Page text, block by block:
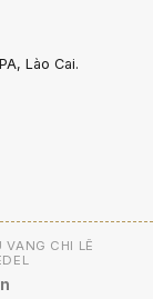
Lào Cai.
VANG CHI LÊ